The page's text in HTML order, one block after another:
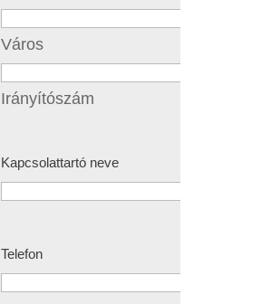
Város
Irányítószám
Kapcsolattartó neve
Telefon